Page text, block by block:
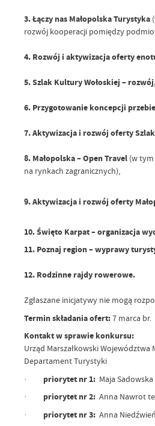
3. Łączy nas Małopolska Turystyka
rozwój kooperacji pomiędzy
4. Rozwój i aktywizacja oferty
5. Szlak Kultury Wołoskiej –
6. Przygotowanie koncepcji
7. Aktywizacja i rozwój oferty
8. Małopolska – Open Travel(w tym
na rynkach zagranicznych),
9. Aktywizacja i rozwój oferty
10. Święto Karpat – organizacja
11. Poznaj region – wyprawy
12. Rodzinne rajdy rowerowe.
Zgłaszane inicjatywy nie mogą
Termin składania ofert:7 marca br.
Kontakt w sprawie konkursu:
Urząd Marszałkowski Województwa
Departament Turystyki
· priorytet nr 1: Maja
· priorytet nr 2:Anna Nawrot
· priorytet nr 3:Anna